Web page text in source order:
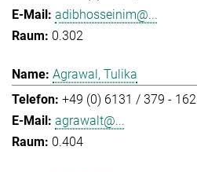
adibhosseinim@...
0.302
Agrawal, Tulika
+49 (0) 6131 / 379 - 162
agrawalt@...
0.404